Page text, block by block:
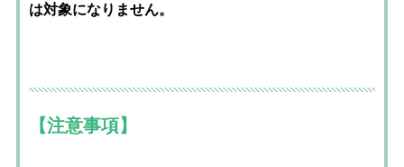
は対象になりません。
【注意事項】